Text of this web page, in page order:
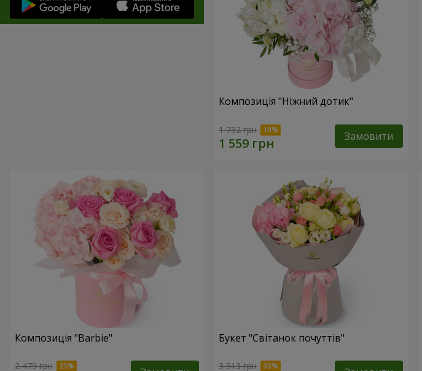
Композиція "Ніжний дотик"
1 732 грн Замовити
Композиція "Barbie"
2 479 грн
Букет "Світанок почуттів"
3 513 грн